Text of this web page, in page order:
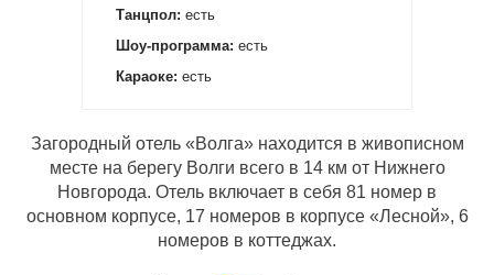
Танцпол: есть
Шоу-программа: есть
Караоке: есть
Загородный отель «Волга» находится в живописном
месте на берегу Волги всего в 14 км от Нижнего
Новгорода. Отель включает в себя 81 номер в
основном корпусе, 17 номеров в корпусе «Лесной», 6
номеров в коттеджах.